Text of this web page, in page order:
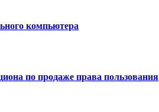
компьютера
по продаже права пользования